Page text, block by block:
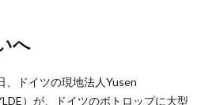
へ
、ドイツの現地法人Yusen
）が、ドイツのボトロップに大型